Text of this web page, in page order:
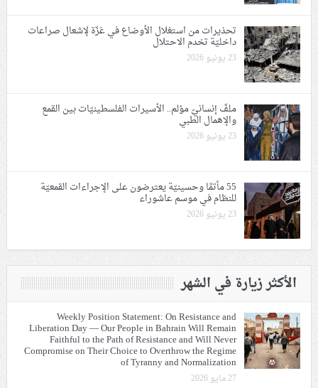
تحذيرات من استغلال الأوضاع في غزّة لإشعال صراعات
داخليّة تخدم الاحتلال
23 يونيو 2026
ملفّ إنسانيّ مؤلم.. الأسيرات الفلسطينيّات بين القمع
والإهمال الطبي
23 يونيو 2026
55 مأتمًا وحسينيّة يعترضون على الإجراءات القمعيّة
للنظام في موسم عاشوراء
23 يونيو 2026
الأكثر زيارة في الشهر
Weekly Position Statement: On Resistance and
Liberation Day — Our People in Bahrain Will Remain
Faithful to the Path of Resistance and Will Never
Compromise on Their Choice to Overthrow the Regime
of Tyranny and Normalization
27 مايو 2026